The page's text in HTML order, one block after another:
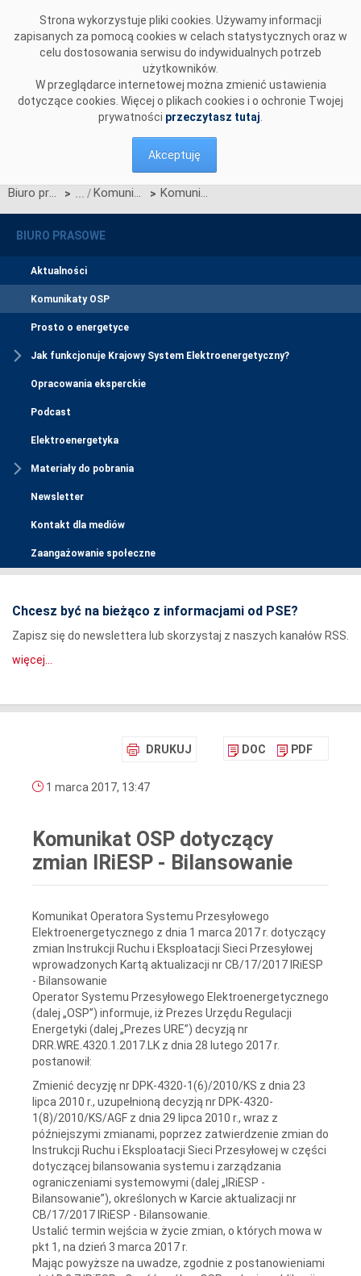
Strona wykorzystuje pliki cookies. Używamy informacji
zapisanych za pomocą cookies w celach statystycznych oraz w
celu dostosowania serwisu do indywidualnych potrzeb
użytkowników.
W przeglądarce internetowej można zmienić ustawienia
dotyczące cookies. Więcej o plikach cookies i o ochronie Twojej
prywatności przeczytasz tutaj
Akceptuję
Biuro prasowe > Komunikaty OSP > Komunikat OSP dotyczący zmian IRiESP - Bilansowanie
BIURO PRASOWE
Aktualności
Komunikaty OSP
Prosto o energetyce
Jak funkcjonuje Krajowy System Elektroenergetyczny?
Opracowania eksperckie
Podcast
Elektroenergetyka
Materiały do pobrania
Newsletter
Kontakt dla mediów
Zaangażowanie społeczne
Chcesz być na bieżąco z informacjami od PSE?
Zapisz się do newslettera lub skorzystaj z naszych kanałów RSS.
więcej...
DRUKUJ DOC PDF
1 marca 2017, 13:47
Komunikat OSP dotyczący
zmian IRiESP - Bilansowanie
Komunikat Operatora Systemu Przesyłowego
Elektroenergetycznego z dnia 1 marca 2017 r. dotyczący
zmian Instrukcji Ruchu i Eksploatacji Sieci Przesyłowej
wprowadzonych Kartą aktualizacji nr CB/17/2017 IRiESP
- Bilansowanie
Operator Systemu Przesyłowego Elektroenergetycznego
(dalej „OSP”) informuje, iż Prezes Urzędu Regulacji
Energetyki (dalej „Prezes URE”) decyzją nr
DRR.WRE.4320.1.2017.LK z dnia 28 lutego 2017 r.
postanowił:
Zmienić decyzję nr DPK-4320-1(6)/2010/KS z dnia 23
lipca 2010 r., uzupełnioną decyzją nr DPK-4320-
1(8)/2010/KS/AGF z dnia 29 lipca 2010 r., wraz z
późniejszymi zmianami, poprzez zatwierdzenie zmian do
Instrukcji Ruchu i Eksploatacji Sieci Przesyłowej w części
dotyczącej bilansowania systemu i zarządzania
ograniczeniami systemowymi (dalej „IRiESP -
Bilansowanie”), określonych w Karcie aktualizacji nr
CB/17/2017 IRiESP - Bilansowanie.
Ustalić termin wejścia w życie zmian, o których mowa w
pkt 1, na dzień 3 marca 2017 r.
Mając powyższe na uwadze, zgodnie z postanowieniami